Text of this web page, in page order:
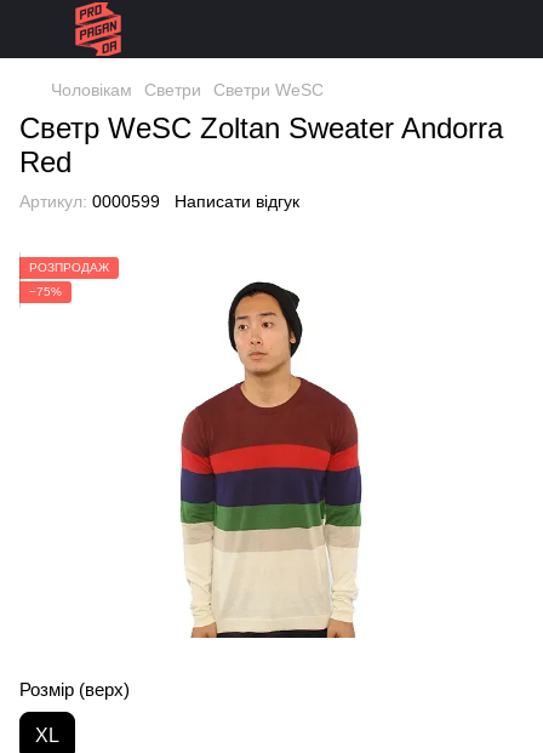
Чоловікам Светри Светри WeSC
Светр WeSC Zoltan Sweater Andorra
Red
Артикул: 0000599 Написати відгук
РОЗПРОДАЖ
−75%
Розмір (верх)
XL